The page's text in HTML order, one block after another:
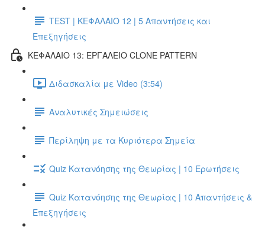
TEST | ΚΕΦΑΛΑΙΟ 12 | 5 Απαντήσεις και
Επεξηγήσεις
ΚΕΦΑΛΑΙΟ 13: ΕΡΓΑΛΕΙΟ CLONE PATTERN
Διδασκαλία με Video (3:54)
Αναλυτικές Σημειώσεις
Περίληψη με τα Κυριότερα Σημεία
Quiz Κατανόησης της Θεωρίας | 10 Ερωτήσεις
Quiz Κατανόησης της Θεωρίας | 10 Απαντήσεις &
Επεξηγήσεις